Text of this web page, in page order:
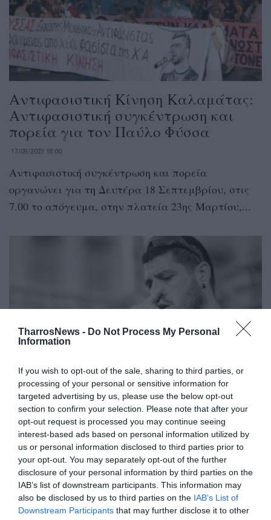
TharrosNews - Do Not Process My Personal
Information
If you wish to opt-out of the sale, sharing to third parties, or
processing of your personal or sensitive information for
targeted advertising by us, please use the below opt-out
section to confirm your selection. Please note that after your
opt-out request is processed you may continue seeing
interest-based ads based on personal information utilized by
us or personal information disclosed to third parties prior to
your opt-out. You may separately opt-out of the further
disclosure of your personal information by third parties on the
IAB’s list of downstream participants. This information may
also be disclosed by us to third parties on the IAB’s List of
Downstream Participants that may further disclose it to other
Αντιφασιστική Κίνηση Καλαμάτας:
Αντιφασιστική συγκέντρωση και
πορεία για τον Παύλο Φύσσα
17/09/2023 18:00
Αντιφασιστική συγκέντρωση και πορεία
οργανώνει για τη Δευτέρα 18 Σεπτεμβρίου, στις
7.00 το απόγευμα, στην πλατεία 23ης Μαρτίου,...
Καλαμάτα: Συγκέντρωση για τη
δολοφονία του Παύλου Φύσσα με
εργατικές διεκδικήσεις
08/09/2023 14:17
Στις 18 Σεπτεμβρίου στην κεντρική πλατεία της
Καλαμάτας Να δώσουν τα σωματεία της
Καλαμάτας την πρώτη τους αγωνιστική...